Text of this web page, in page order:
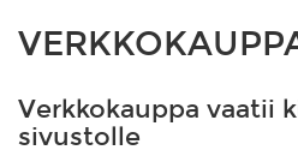
Verkkokauppa vaatii
sivustolle